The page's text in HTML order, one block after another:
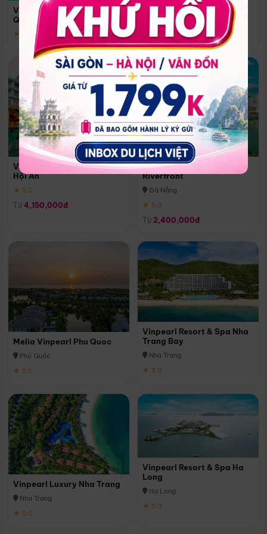
Vinpearl Resort & Spa Phu
Quoc
★ 5.0
Quoc
Phú Quốc
★ 5.0
Vinpearl Resort & Golf Nam
Hội An
★ 5.0
Từ 4,150,000đ
Melia Vinpearl Danang
Riverfront
Đà Nẵng
★ 5.0
Từ 2,400,000đ
Melia Vinpearl Phu Quoc
Phú Quốc
★ 5.0
Vinpearl Resort & Spa Nha
Trang Bay
Nha Trang
★ 5.0
Vinpearl Luxury Nha Trang
Nha Trang
★ 5.0
Vinpearl Resort & Spa Ha
Long
Hạ Long
★ 5.0